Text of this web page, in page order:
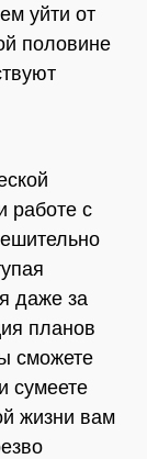
уйти от
половине
работе с
даже за
планов
сможете
сумеете
жизни вам